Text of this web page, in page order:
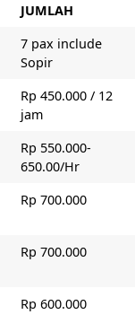
JUMLAH
7 pax include
Sopir
Rp 450.000 / 12
jam
Rp 550.000-
650.00/Hr
Rp 700.000
Rp 700.000
Rp 600.000